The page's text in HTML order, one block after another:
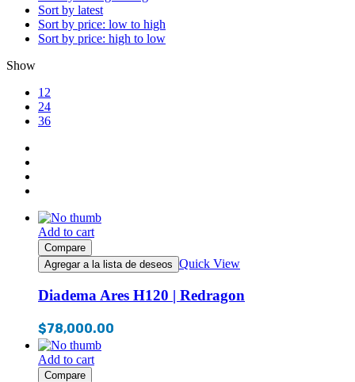
Sort by latest
Sort by price: low to high
Sort by price: high to low
Show
12
24
36
Add to cart
Compare
Agregar a la lista de deseos Quick View
Diadema Ares H120 | Redragon
$78,000.00
Add to cart
Compare